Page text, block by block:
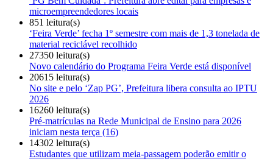
microempreendedores locais
851 leitura(s)
‘Feira Verde’ fecha 1º semestre com mais de 1,3 tonelada de
material reciclável recolhido
27350 leitura(s)
Novo calendário do Programa Feira Verde está disponível
20615 leitura(s)
No site e pelo ‘Zap PG’, Prefeitura libera consulta ao IPTU
2026
16260 leitura(s)
Pré-matrículas na Rede Municipal de Ensino para 2026
iniciam nesta terça (16)
14302 leitura(s)
Estudantes que utilizam meia-passagem poderão emitir o